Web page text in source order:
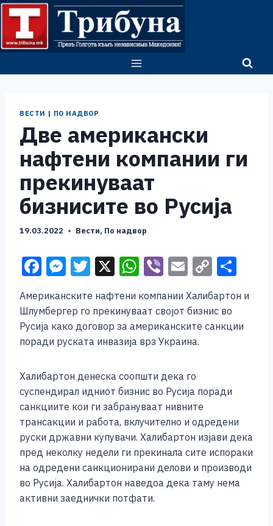
Skip
content
ВЕСТИ | ПО НАДВОР
Две американски
нафтени компании ги
прекинуваат
бизнисите во Русија
19.03.2022 Вести, По надвор
F
c
e
b
o
k
M
ss
e
n
er
T
wi
tt
er
X W
at
s
A
p
Vi
er
E
m
ai
l
C
o
p
y
k
ar
e
Американските нафтени компании Халибартон и
Шлумбергер го прекинуваат својот бизнис во
Русија како договор за американските санкции
поради руската инвазија врз Украина.
Халибартон денеска соопшти дека го
суспендирал идниот бизнис во Русија поради
санкциите кои ги забрануваат нивните
трансакции и работа, вклучително и одредени
руски државни купувачи. Халибартон изјави дека
пред неколку недели ги прекинала сите испораки
на одредени санкционирани делови и производи
во Русија. Халибартон наведоа дека таму нема
активни заеднички потфати.